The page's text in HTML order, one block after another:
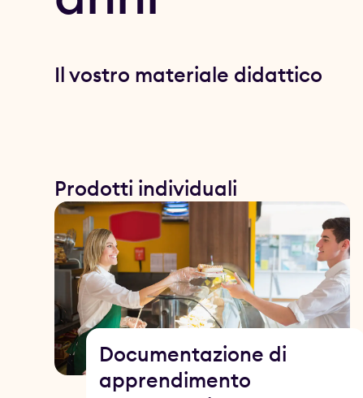
Il vostro materiale didattico
Prodotti individuali
Documentazione di
apprendimento